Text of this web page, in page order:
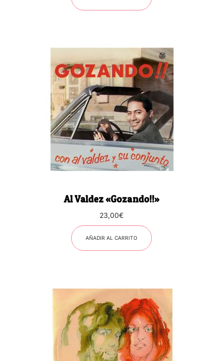
Al Valdez «Gozando!!»
23,00€
AÑADIR AL CARRITO